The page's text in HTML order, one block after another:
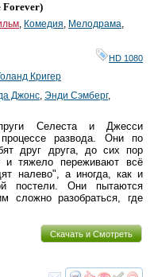
Forever)
, Комедия, Мелодрама,
HD 1080
Кригер
Джонс, Энди Сэмберг,
Селеста и Джесси
развода. Они по
друг друга, до сих пор
и тяжело переживают всё
налево", а иногда, как и
постели. Они пытаются
сложно разобраться, где
Скачать и Смотреть